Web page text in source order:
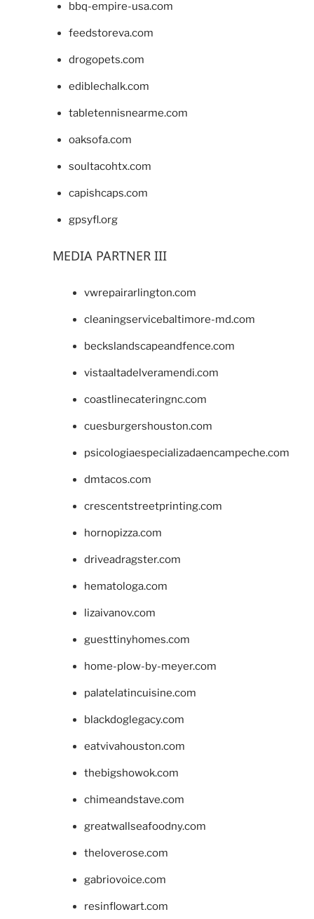
bbq-empire-usa.com
feedstoreva.com
drogopets.com
ediblechalk.com
tabletennisnearme.com
oaksofa.com
soultacohtx.com
capishcaps.com
gpsyfl.org
MEDIA PARTNER III
vwrepairarlington.com
cleaningservicebaltimore-md.com
beckslandscapeandfence.com
vistaaltadelveramendi.com
coastlinecateringnc.com
cuesburgershouston.com
psicologiaespecializadaencampeche.com
dmtacos.com
crescentstreetprinting.com
hornopizza.com
driveadragster.com
hematologa.com
lizaivanov.com
guesttinyhomes.com
home-plow-by-meyer.com
palatelatincuisine.com
blackdoglegacy.com
eatvivahouston.com
thebigshowok.com
chimeandstave.com
greatwallseafoodny.com
theloverose.com
gabriovoice.com
resinflowart.com